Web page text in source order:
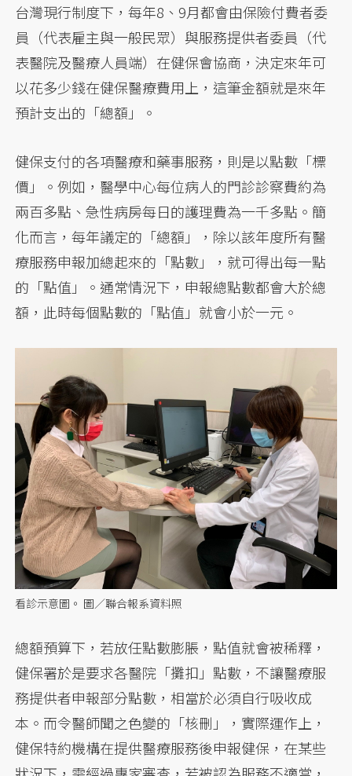
台灣現行制度下，每年8、9月都會由保險付費者委
員（代表雇主與一般民眾）與服務提供者委員（代
表醫院及醫療人員端）在健保會協商，決定來年可
以花多少錢在健保醫療費用上，這筆金額就是來年
預計支出的「總額」。
健保支付的各項醫療和藥事服務，則是以點數「標
價」。例如，醫學中心每位病人的門診診察費約為
兩百多點、急性病房每日的護理費為一千多點。簡
化而言，每年議定的「總額」，除以該年度所有醫
療服務申報加總起來的「點數」，就可得出每一點
的「點值」。通常情況下，申報總點數都會大於總
額，此時每個點數的「點值」就會小於一元。
看診示意圖。 圖／聯合報系資料照
總額預算下，若放任點數膨脹，點值就會被稀釋，
健保署於是要求各醫院「攤扣」點數，不讓醫療服
務提供者申報部分點數，相當於必須自行吸收成
本。而令醫師聞之色變的「核刪」，實際運作上，
健保特約機構在提供醫療服務後申報健保，在某些